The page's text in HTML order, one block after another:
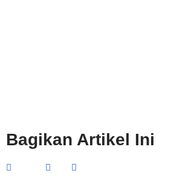
Bagikan Artikel Ini